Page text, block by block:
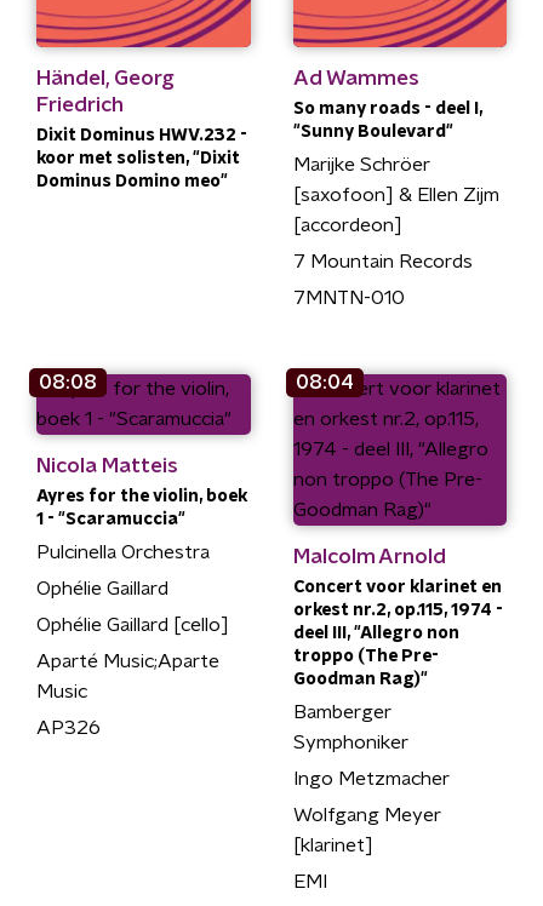
Händel, Georg
Friedrich
Dixit Dominus HWV.232 -
koor met solisten, "Dixit
Dominus Domino meo"
Ad Wammes
So many roads - deel I,
"Sunny Boulevard"
Marijke Schröer
[saxofoon] & Ellen Zijm
[accordeon]
7 Mountain Records
7MNTN-010
08:08
Nicola Matteis
Ayres for the violin, boek
1 - "Scaramuccia"
Pulcinella Orchestra
Ophélie Gaillard
Ophélie Gaillard [cello]
Aparté Music;Aparte
Music
AP326
08:04
Malcolm Arnold
Concert voor klarinet en
orkest nr.2, op.115, 1974 -
deel III, "Allegro non
troppo (The Pre-
Goodman Rag)"
Bamberger
Symphoniker
Ingo Metzmacher
Wolfgang Meyer
[klarinet]
EMI